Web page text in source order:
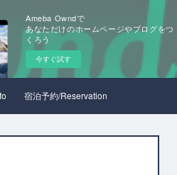
Ameba Owndで
あなただけのホームページやブログをつ
くろう
今すぐ試す
宿泊予約/Reservation